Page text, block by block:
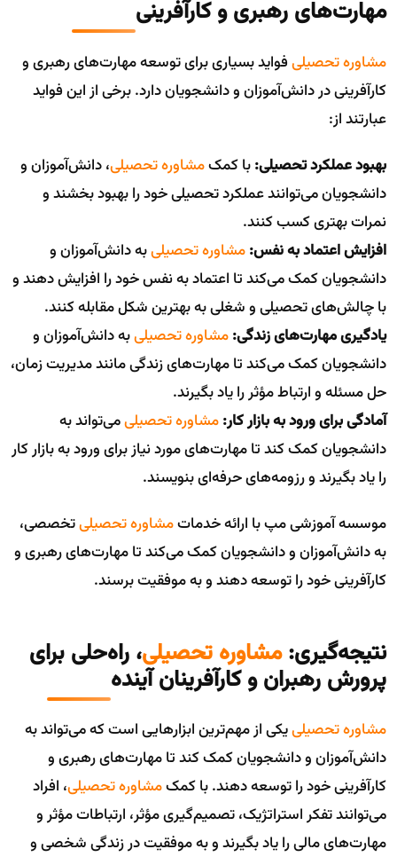
مهارت‌های رهبری و کارآفرینی
مشاوره تحصیلیفواید بسیاری برای توسعه مهارت‌های رهبری و
کارآفرینی در دانش‌آموزان و دانشجویان دارد. برخی از این فواید
عبارتند از:
بهبود عملکرد تحصیلی:با کمکمشاوره تحصیلی، دانش‌آموزان و
دانشجویان می‌توانند عملکرد تحصیلی خود را بهبود بخشند و
نمرات بهتری کسب کنند.
افزایش اعتماد به نفس:مشاوره تحصیلیبه دانش‌آموزان و
دانشجویان کمک می‌کند تا اعتماد به نفس خود را افزایش دهند و
با چالش‌های تحصیلی و شغلی به بهترین شکل مقابله کنند.
یادگیری مهارت‌های زندگی:مشاوره تحصیلیبه دانش‌آموزان و
دانشجویان کمک می‌کند تا مهارت‌های زندگی مانند مدیریت زمان،
حل مسئله و ارتباط مؤثر را یاد بگیرند.
آمادگی برای ورود به بازار کار:مشاوره تحصیلیمی‌تواند به
دانشجویان کمک کند تا مهارت‌های مورد نیاز برای ورود به بازار کار
را یاد بگیرند و رزومه‌های حرفه‌ای بنویسند.
موسسه آموزشی مپ با ارائه خدماتمشاوره تحصیلیتخصصی،
به دانش‌آموزان و دانشجویان کمک می‌کند تا مهارت‌های رهبری و
کارآفرینی خود را توسعه دهند و به موفقیت برسند.
نتیجه‌گیری:مشاوره تحصیلی، راه‌حلی برای
پرورش رهبران و کارآفرینان آینده
مشاوره تحصیلییکی از مهم‌ترین ابزارهایی است که می‌تواند به
دانش‌آموزان و دانشجویان کمک کند تا مهارت‌های رهبری و
کارآفرینی خود را توسعه دهند. با کمکمشاوره تحصیلی، افراد
می‌توانند تفکر استراتژیک، تصمیم‌گیری مؤثر، ارتباطات مؤثر و
مهارت‌های مالی را یاد بگیرند و به موفقیت در زندگی شخصی و